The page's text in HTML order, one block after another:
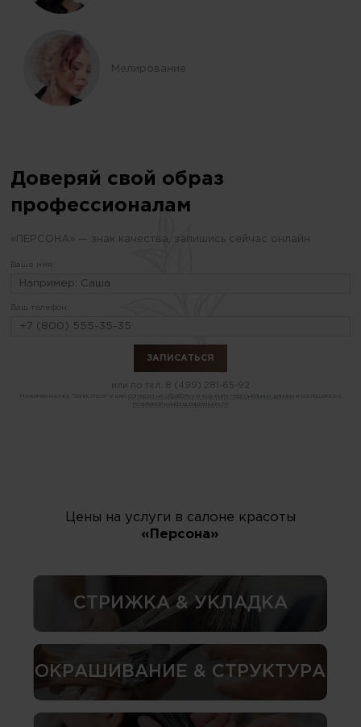
Мелирование
Доверяй свой образ
профессионалам
«ПЕРСОНА» — знак качества, запишись сейчас онлайн
Ваше имя:
Ваш телефон:
или по тел. 8 (499) 281-65-92
Нажимая кнопку "Записаться" я даю согласие на обработку и хранение персональных данных
политикой конфиденциальности
Цены на услуги в салоне красоты
«Персона»
СТРИЖКА & УКЛАДКА
ОКРАШИВАНИЕ & СТРУКТУРА